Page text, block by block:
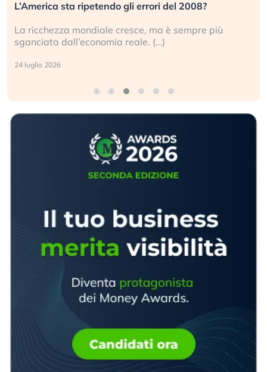
L’America sta ripetendo gli errori del 2008?
La ricchezza mondiale cresce, ma è sempre più
sganciata dall’economia reale. (…)
24 luglio 2026